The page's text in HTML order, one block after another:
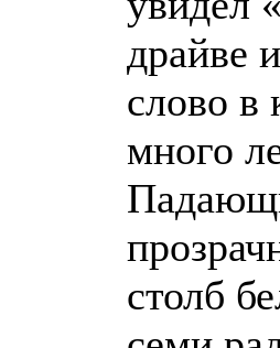
драйве
слово в
много
столб